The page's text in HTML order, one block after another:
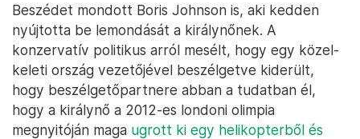
Beszédet mondott Boris Johnson is, aki kedden
nyújtotta be lemondását a királynőnek. A
konzervatív politikus arról mesélt, hogy egy közel-
keleti ország vezetőjével beszélgetve kiderült,
hogy beszélgetőpartnere abban a tudatban él,
hogy a királynő a 2012-es londoni olimpia
megnyitóján maga ugrott ki egy helikopterből és